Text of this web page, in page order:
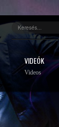
VIDEÓK
Videos